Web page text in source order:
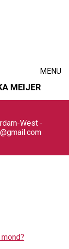
MEIJER
MENU
West